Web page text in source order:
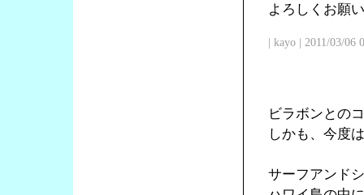
よろしくお願
| kayo | 2011/03/06
ビラボンとの
しかも、今度
サーフアンド